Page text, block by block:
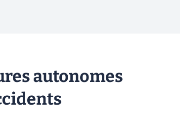
autonomes